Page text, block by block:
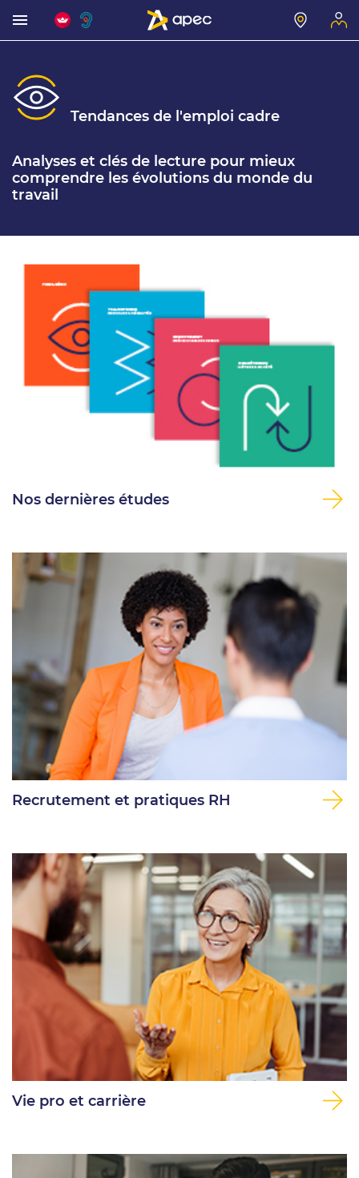
Tendances de l'emploi cadre
Analyses et clés de lecture pour mieux
comprendre les évolutions du monde du
travail
Nos dernières études
Recrutement et pratiques RH
Vie pro et carrière